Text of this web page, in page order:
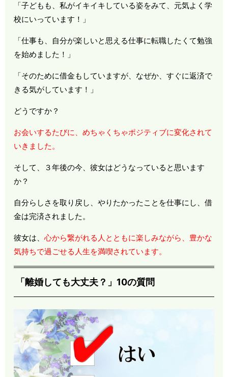
「子どもも、私がイキイキしている姿をみて、元気よく学
校にいっています！」
「仕事も、自分が楽しいと思える仕事に転職したくて勉強
を始めました！」
「そのために借金もしていますが、なぜか、すぐに返済で
きる気がしています！」
どうですか？
お会いするたびに、めちゃくちゃポジティブに変化されて
いきました。
そして、３年後の今、彼女はどうなっていると思います
か？
自分らしさを取り戻し、やりたかったことを仕事にし、借
金は完済されました。
彼女は、心から繋がれる人とともに楽しみながら、豊かな
気持ちで過ごせる人生を満喫されています。
「離婚しても大丈夫？」10の質問